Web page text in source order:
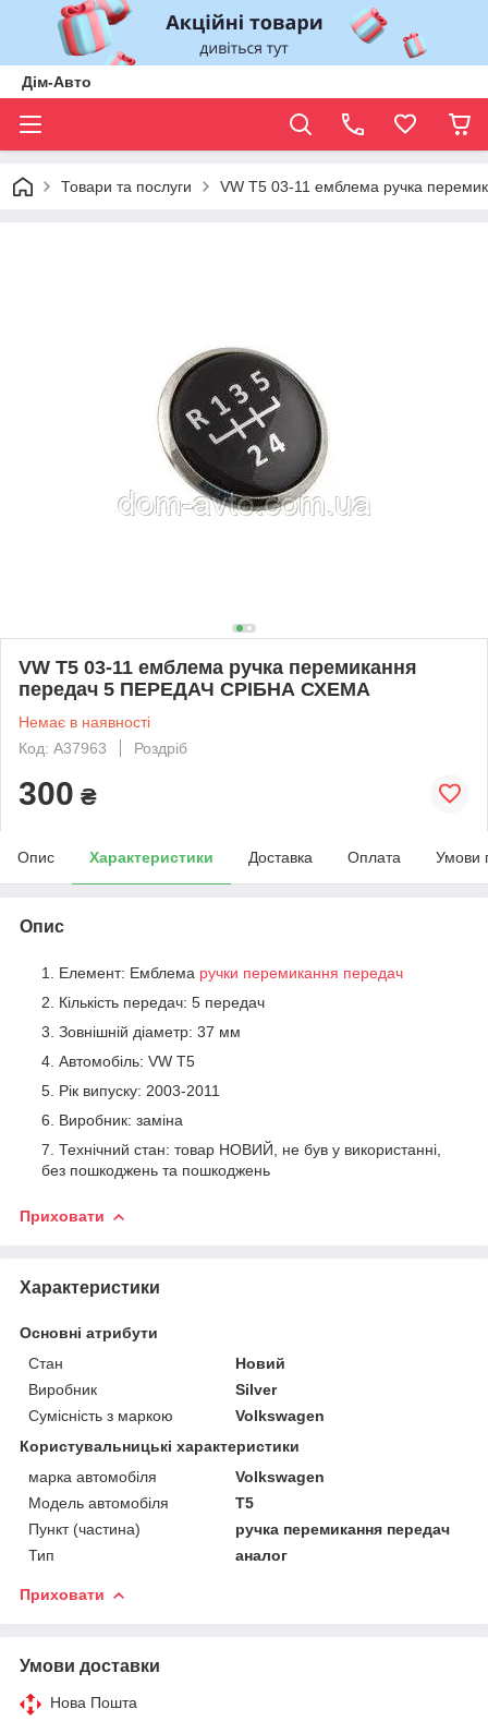
Дім-Авто
Товари та послуги VW T5 03-11 емблема ручка
VW T5 03-11 емблема ручка перемикання
передач 5 ПЕРЕДАЧ СРІБНА СХЕМА
Немає в наявності
Код: A37963
Роздріб
300 ₴
Опис Характеристики Доставка Оплата Умови
Опис
Елемент: Емблема ручки перемикання передач
Кількість передач: 5 передач
Зовнішній діаметр: 37 мм
Автомобіль: VW T5
Рік випуску: 2003-2011
Виробник: заміна
Технічний стан: товар НОВИЙ, не був у використанні,
без пошкоджень та пошкоджень
Приховати
Характеристики
Основні атрибути
Стан
Новий
Виробник
Silver
Сумісність з маркою
Volkswagen
Користувальницькі характеристики
марка автомобіля
Volkswagen
Модель автомобіля
T5
Пункт (частина)
ручка перемикання передач
Тип
аналог
Приховати
Умови доставки
Нова Пошта